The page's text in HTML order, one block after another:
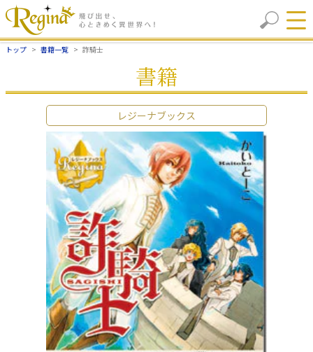
トップ 書籍一覧 詐騎士
書籍
レジーナブックス